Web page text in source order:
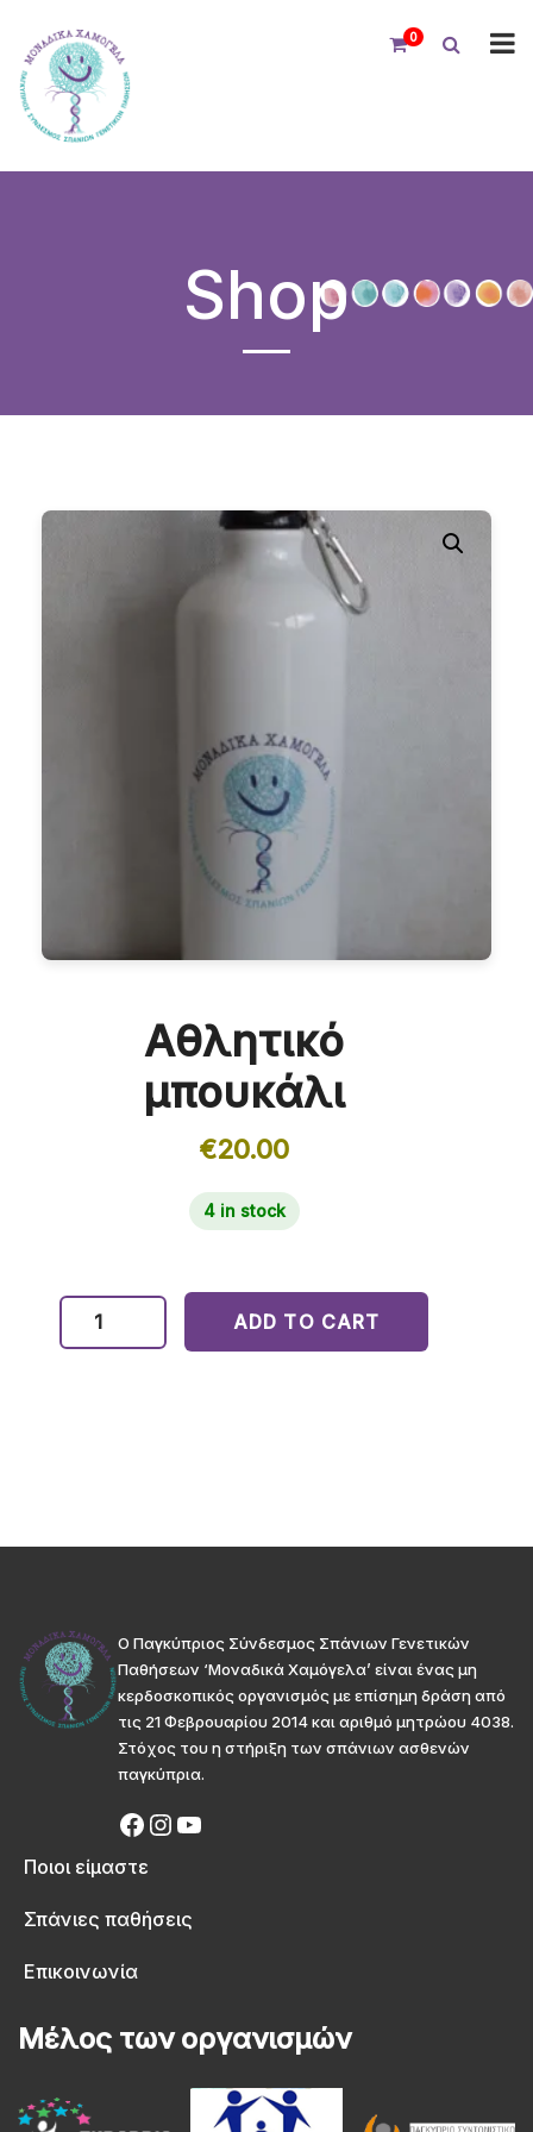
0
Shop
Αθλητικό
μπουκάλι
€20.00
4 in stock
ADD TO CART
Ο Παγκύπριος Σύνδεσμος Σπάνιων Γενετικών
Παθήσεων ‘Μοναδικά Χαμόγελα’ είναι ένας μη
κερδοσκοπικός οργανισμός με επίσημη δράση από
τις 21 Φεβρουαρίου 2014 και αριθμό μητρώου 4038.
Στόχος του η στήριξη των σπάνιων ασθενών
παγκύπρια.
Ποιοι είμαστε
Σπάνιες παθήσεις
Επικοινωνία
Μέλος των οργανισμών